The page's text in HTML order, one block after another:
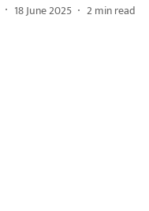
18 June 2025 2min read